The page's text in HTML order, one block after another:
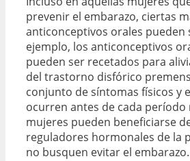
prevenir el embarazo, ciertas
anticonceptivos orales pueden
ejemplo, los anticonceptivos
pueden ser recetados para
del trastorno disfórico
conjunto de síntomas físicos y
ocurren antes de cada período
mujeres pueden beneficiarse
reguladores hormonales de la
no busquen evitar el embarazo.